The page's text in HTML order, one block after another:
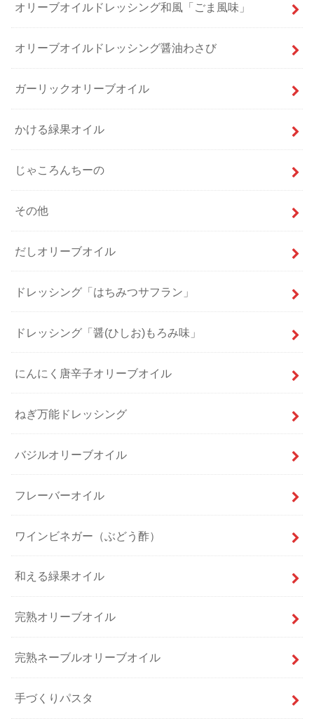
オリーブオイルドレッシング和風「ごま風味」
オリーブオイルドレッシング醤油わさび
ガーリックオリーブオイル
かける緑果オイル
じゃころんちーの
その他
だしオリーブオイル
ドレッシング「はちみつサフラン」
ドレッシング「醤(ひしお)もろみ味」
にんにく唐辛子オリーブオイル
ねぎ万能ドレッシング
バジルオリーブオイル
フレーバーオイル
ワインビネガー（ぶどう酢）
和える緑果オイル
完熟オリーブオイル
完熟ネーブルオリーブオイル
手づくりパスタ